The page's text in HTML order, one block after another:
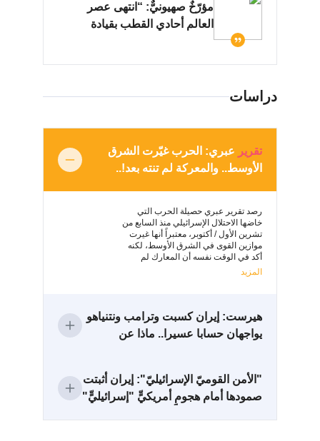
كاتب "إسرائيلي": إخفاق 7 أكتوبر
سيلاحق نتنياهو في الانتخابات
"إسرائيلي": تل أبيب لا ترى نهايةً
الفلسطيني ليس شماعة أزمات
لبنان... سبعة عقود من فشل
الحكومات في إدارة ملف
اللاجئين!..
دراسات
تقرير عبري: الحرب غيّرت الشرق
الأوسط.. والمعركة لم تنته بعد!..
رصد تقرير عبري حصيلة الحرب التي
خاضها الاحتلال الإسرائيلي منذ السابع من
تشرين الأول / أكتوبر، معتبراً أنها غيرت
موازين القوى في الشرق الأوسط، لكنه
أكد في الوقت نفسه أن المعارك لم
تحسم بعد، وأن تل أبيب
المزيد
هيرست: إيران كسبت وترامب ونتنياهو
يواجهان حسابا عسيرا.. ماذا عن
قال الكاتب البريطاني ديفيد هيرست إن
الحرب الأخيرة مع إيران لم تنتهِ فقط
بإخفاق أمريكي – إسرائيلي جديد في
جذري في ميزان القوى الإقليمي، بعدما
"الأمن القوميّ الإسرائيليّ": إيران أثبتت
صمودها أمام هجومٍ أمريكيٍّ "إسرائيليٍّ"